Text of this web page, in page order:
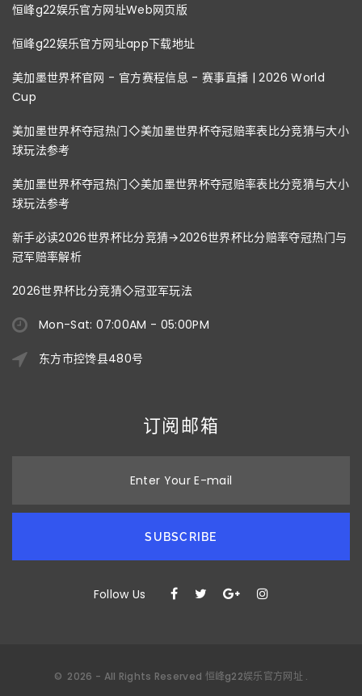
恒峰g22娱乐官方网址Web网页版
恒峰g22娱乐官方网址app下载地址
美加墨世界杯官网 - 官方赛程信息 - 赛事直播 | 2026 World
Cup
美加墨世界杯夺冠热门◇美加墨世界杯夺冠赔率表比分竞猜与大小
球玩法参考
美加墨世界杯夺冠热门◇美加墨世界杯夺冠赔率表比分竞猜与大小
球玩法参考
新手必读2026世界杯比分竞猜→2026世界杯比分赔率夺冠热门与
冠军赔率解析
2026世界杯比分竞猜◇冠亚军玩法
Mon-Sat: 07:00AM - 05:00PM
东方市控馋县480号
订阅邮箱
Enter Your E-mail
SUBSCRIBE
Follow Us
© 2026 - All Rights Reserved 恒峰g22娱乐官方网址 .